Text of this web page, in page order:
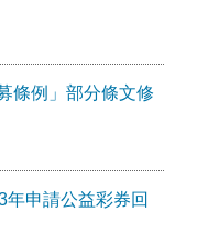
條例」部分條文修
申請公益彩券回